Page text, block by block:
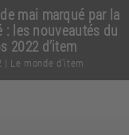
mai marqué par la
les nouveautés du
2022 d’item
| Le monde d'item